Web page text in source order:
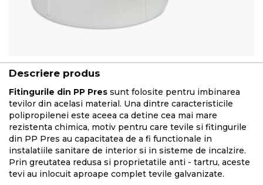
Descriere produs
Fitingurile din PP Pres sunt folosite pentru imbinarea
tevilor din acelasi material. Una dintre caracteristicile
polipropilenei este aceea ca detine cea mai mare
rezistenta chimica, motiv pentru care tevile si fitingurile
din PP Pres au capacitatea de a fi functionale in
instalatiile sanitare de interior si in sisteme de incalzire.
Prin greutatea redusa si proprietatile anti - tartru, aceste
tevi au inlocuit aproape complet tevile galvanizate.